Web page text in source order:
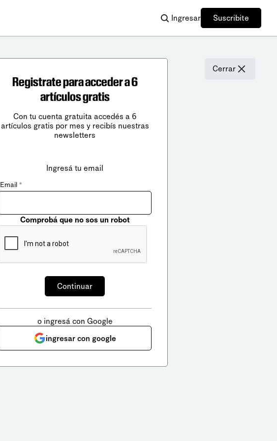
Ingresar Suscribite
Cerrar
Registrate para acceder a 6
artículos gratis
Con tu cuenta gratuita accedés a 6
artículos gratis por mes y recibís nuestras
newsletters
Ingresá tu email
Email *
Comprobá que no sos un robot
o ingresá con Google
ingresar con google